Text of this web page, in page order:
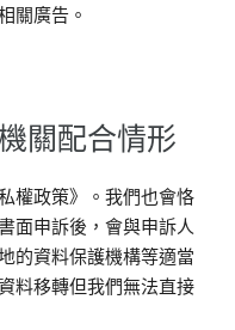
關廣告。
關配合情形
權政策》。我們也會恪
面申訴後，會與申訴人
的資料保護機構等適當
料移轉但我們無法直接